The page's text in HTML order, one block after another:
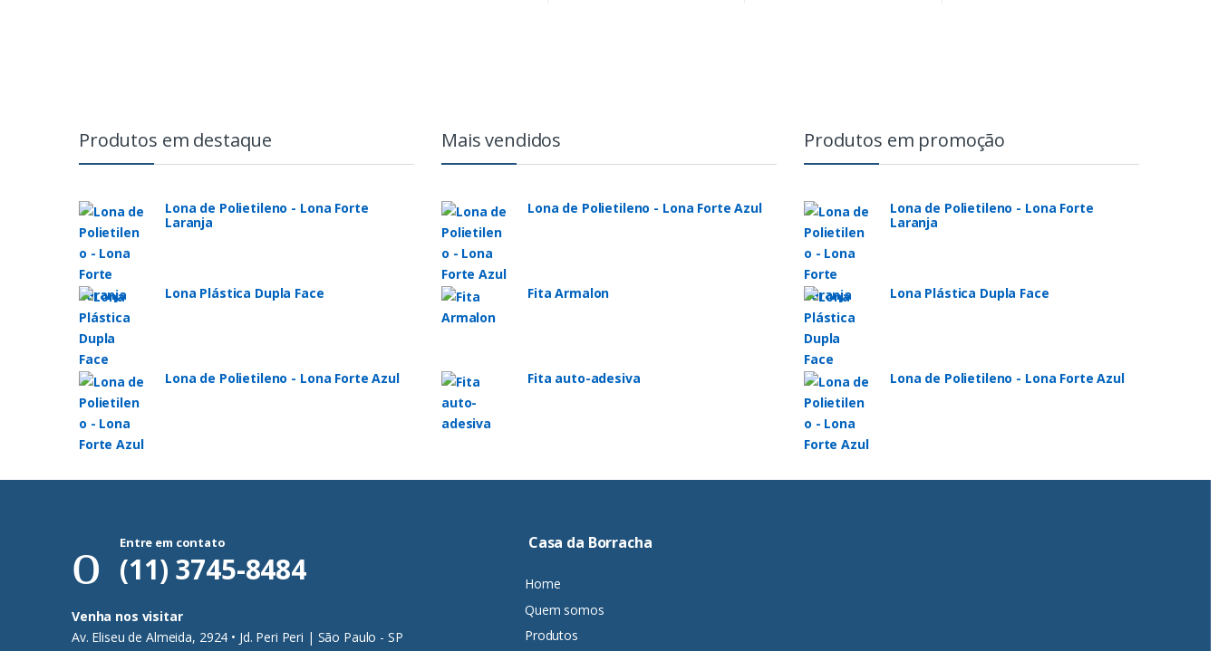
Produtos em destaque
Lona de Polietileno - Lona Forte
Laranja
Lona Plástica Dupla Face
Lona de Polietileno - Lona Forte Azul
Mais vendidos
Lona de Polietileno - Lona Forte Azul
Fita Armalon
Fita auto-adesiva
Produtos em promoção
Lona de Polietileno - Lona Forte
Laranja
Lona Plástica Dupla Face
Lona de Polietileno - Lona Forte Azul
Entre em contato
(11) 3745-8484
Venha nos visitar
Av. Eliseu de Almeida, 2924 • Jd. Peri Peri | São Paulo - SP
Casa da Borracha
Home
Quem somos
Produtos